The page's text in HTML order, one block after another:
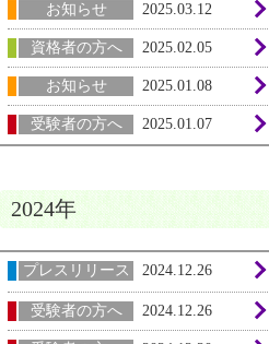
お知らせ 2025.03.12
資格者の方へ 2025.02.05
お知らせ 2025.01.08
受験者の方へ 2025.01.07
2024年
プレスリリース 2024.12.26
受験者の方へ 2024.12.26